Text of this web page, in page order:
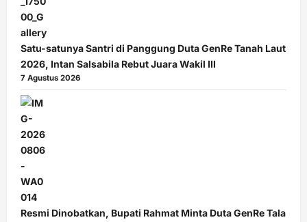
Satu-satunya Santri di Panggung Duta GenRe Tanah Laut
2026, Intan Salsabila Rebut Juara Wakil III
7 Agustus 2026
Resmi Dinobatkan, Bupati Rahmat Minta Duta GenRe Tala